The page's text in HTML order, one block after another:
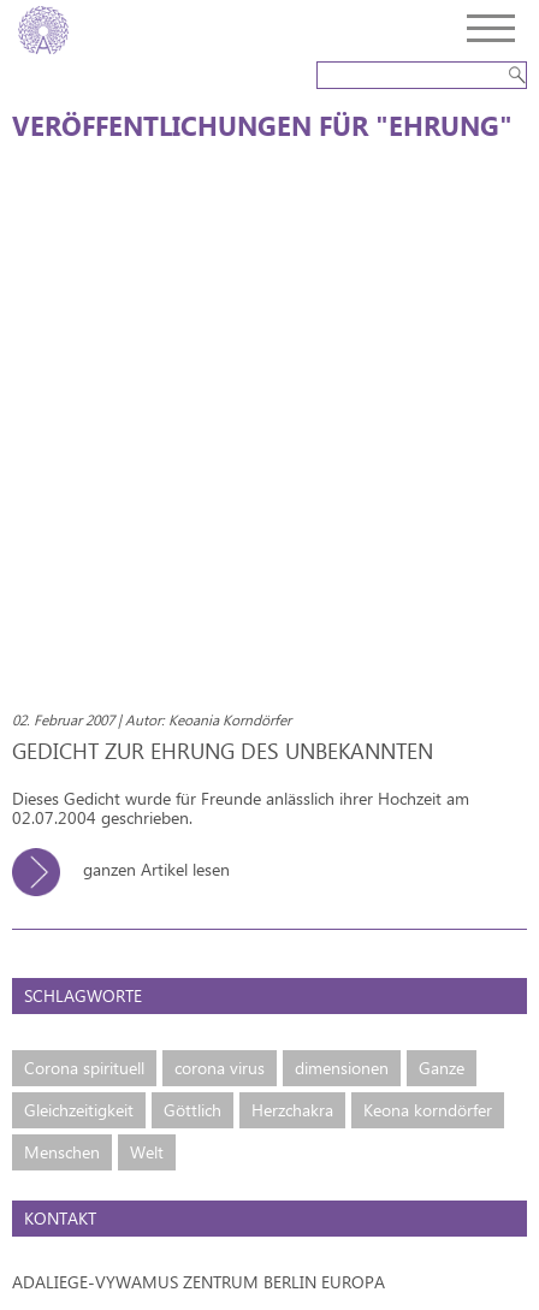
VERÖFFENTLICHUNGEN FÜR "EHRUNG"
02. Februar 2007 | Autor: Keoania Korndörfer
GEDICHT ZUR EHRUNG DES UNBEKANNTEN
Dieses Gedicht wurde für Freunde anlässlich ihrer Hochzeit am
02.07.2004 geschrieben.
ganzen Artikel lesen
SCHLAGWORTE
Corona spirituell corona virus dimensionen
Ganze
Gleichzeitigkeit
Göttlich Herzchakra
Keona korndörfer
Menschen
Welt
KONTAKT
ADALIEGE-VYWAMUS ZENTRUM BERLIN EUROPA